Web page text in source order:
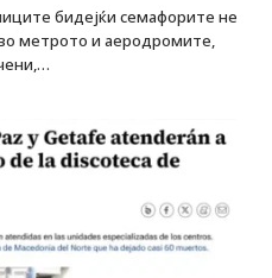
бидејќи семафорите не
метрото и аеродромите,